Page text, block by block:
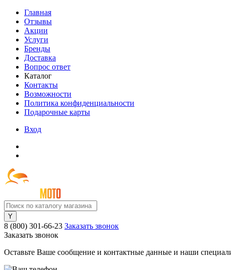
Главная
Отзывы
Акции
Услуги
Бренды
Доставка
Вопрос ответ
Каталог
Контакты
Возможности
Политика конфиденциальности
Подарочные карты
Вход
8 (800) 301-66-23 Заказать звонок
Заказать звонок
Оставьте Ваше сообщение и контактные данные и наши